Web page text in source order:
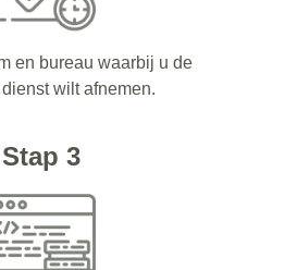
en bureau waarbij u de
wilt afnemen.
Stap 3